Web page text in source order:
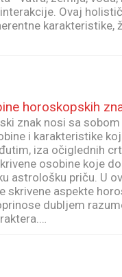
Ovaj
karakteristike,
horoskopskih
znak nosi sa sobom
i karakteristike
iza očiglednih
osobine koje
astrološku priču. U
skrivene aspekte
dubljem